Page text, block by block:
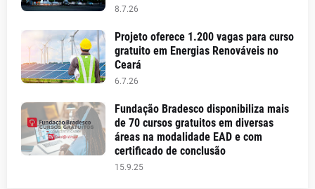
8.7.26
Projeto oferece 1.200 vagas para curso
gratuito em Energias Renováveis no
Ceará
6.7.26
Fundação Bradesco disponibiliza mais
de 70 cursos gratuitos em diversas
áreas na modalidade EAD e com
certificado de conclusão
15.9.25